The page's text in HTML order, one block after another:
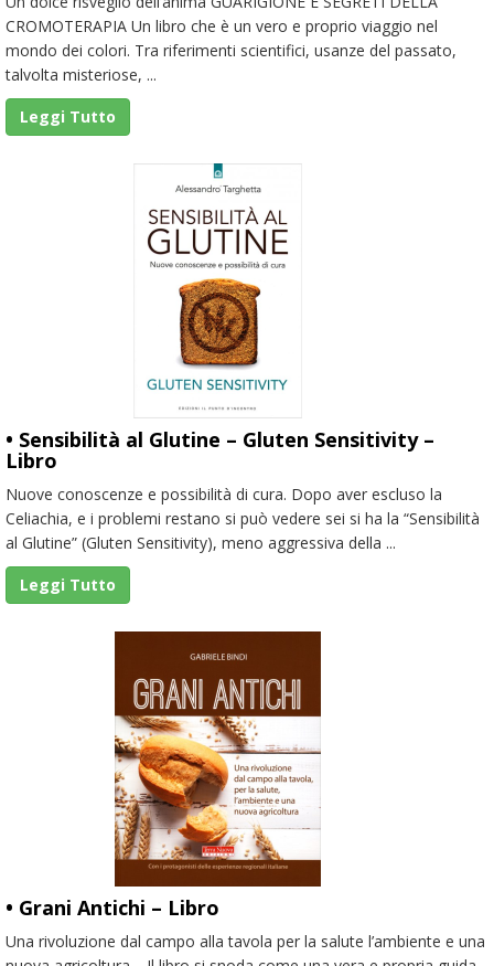
CROMOTERAPIA Un libro che è un vero e proprio viaggio nel
mondo dei colori. Tra riferimenti scientifici, usanze del passato,
talvolta misteriose, ...
Leggi Tutto
• Sensibilità al Glutine – Gluten Sensitivity –
Libro
Nuove conoscenze e possibilità di cura. Dopo aver escluso la
Celiachia, e i problemi restano si può vedere sei si ha la “Sensibilità
al Glutine” (Gluten Sensitivity), meno aggressiva della ...
Leggi Tutto
• Grani Antichi – Libro
Una rivoluzione dal campo alla tavola per la salute l’ambiente e una